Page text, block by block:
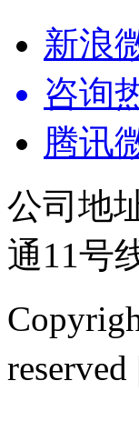
新浪
咨询
腾讯
公司地
通11号
reserved